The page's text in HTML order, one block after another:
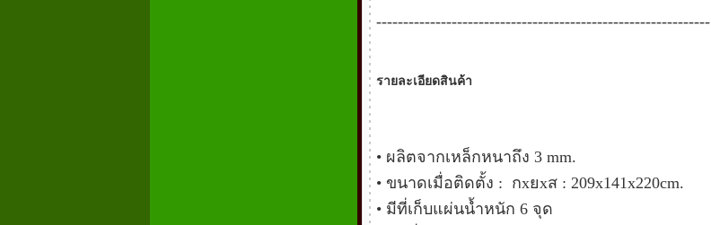
--------------------------------------------------------------
รายละเอียดสินค้า
• ผลิตจากเหล็กหนาถึง 3 mm.
• ขนาดเมื่อติดตั้ง : กxยxส : 209x141x220cm.
• มีที่เก็บแผ่นน้ำหนัก 6 จุด